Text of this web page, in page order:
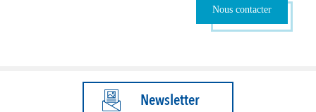
Nous contacter
Newsletter